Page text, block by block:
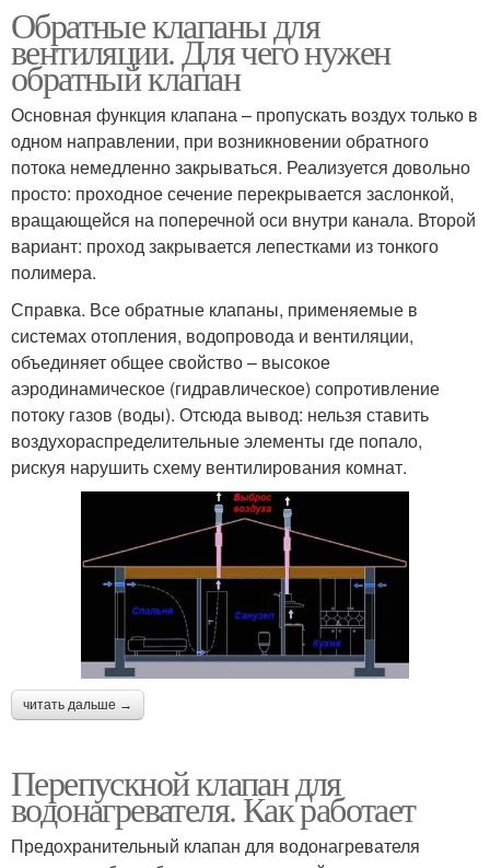
Обратные клапаны для
вентиляции. Для чего нужен
обратный клапан
Основная функция клапана – пропускать воздух только в
одном направлении, при возникновении обратного
потока немедленно закрываться. Реализуется довольно
просто: проходное сечение перекрывается заслонкой,
вращающейся на поперечной оси внутри канала. Второй
вариант: проход закрывается лепестками из тонкого
полимера.
Справка. Все обратные клапаны, применяемые в
системах отопления, водопровода и вентиляции,
объединяет общее свойство – высокое
аэродинамическое (гидравлическое) сопротивление
потоку газов (воды). Отсюда вывод: нельзя ставить
воздухораспределительные элементы где попало,
рискуя нарушить схему вентилирования комнат.
читать дальше →
Перепускной клапан для
водонагревателя. Как работает
Предохранительный клапан для водонагревателя